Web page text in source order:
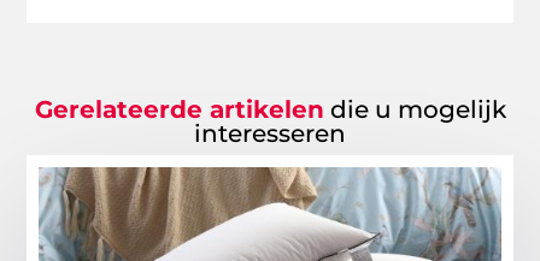
Gerelateerde artikelen die u mogelijk
interesseren